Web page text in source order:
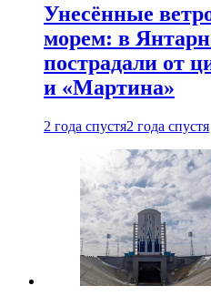
Унесённые
морем: в
пострадали от
и «Мартина»
2 года спустя2 года спустя